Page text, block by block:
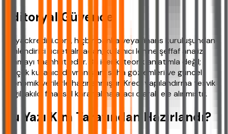
Editoryal Güvence
ihtiyackredisi.com, hiçbir banka veya finans kuruluşundan
yönlendirici ücret almadan, kullanıcı lehine şeffaf analiz
sunmayı taahhüt eder. Bu içerik, teorik anlatımla değil;
gerçek kullanıcı davranışları, saha gözlemleri ve güncel
ekonomik verilerle hazırlanmıştır. Kredi yapılandırma teşvik
değil, akılcı finansal karar alma aracı olarak ele alınmıştır.
Bu Yazı Kim Tarafından Hazırlandı?